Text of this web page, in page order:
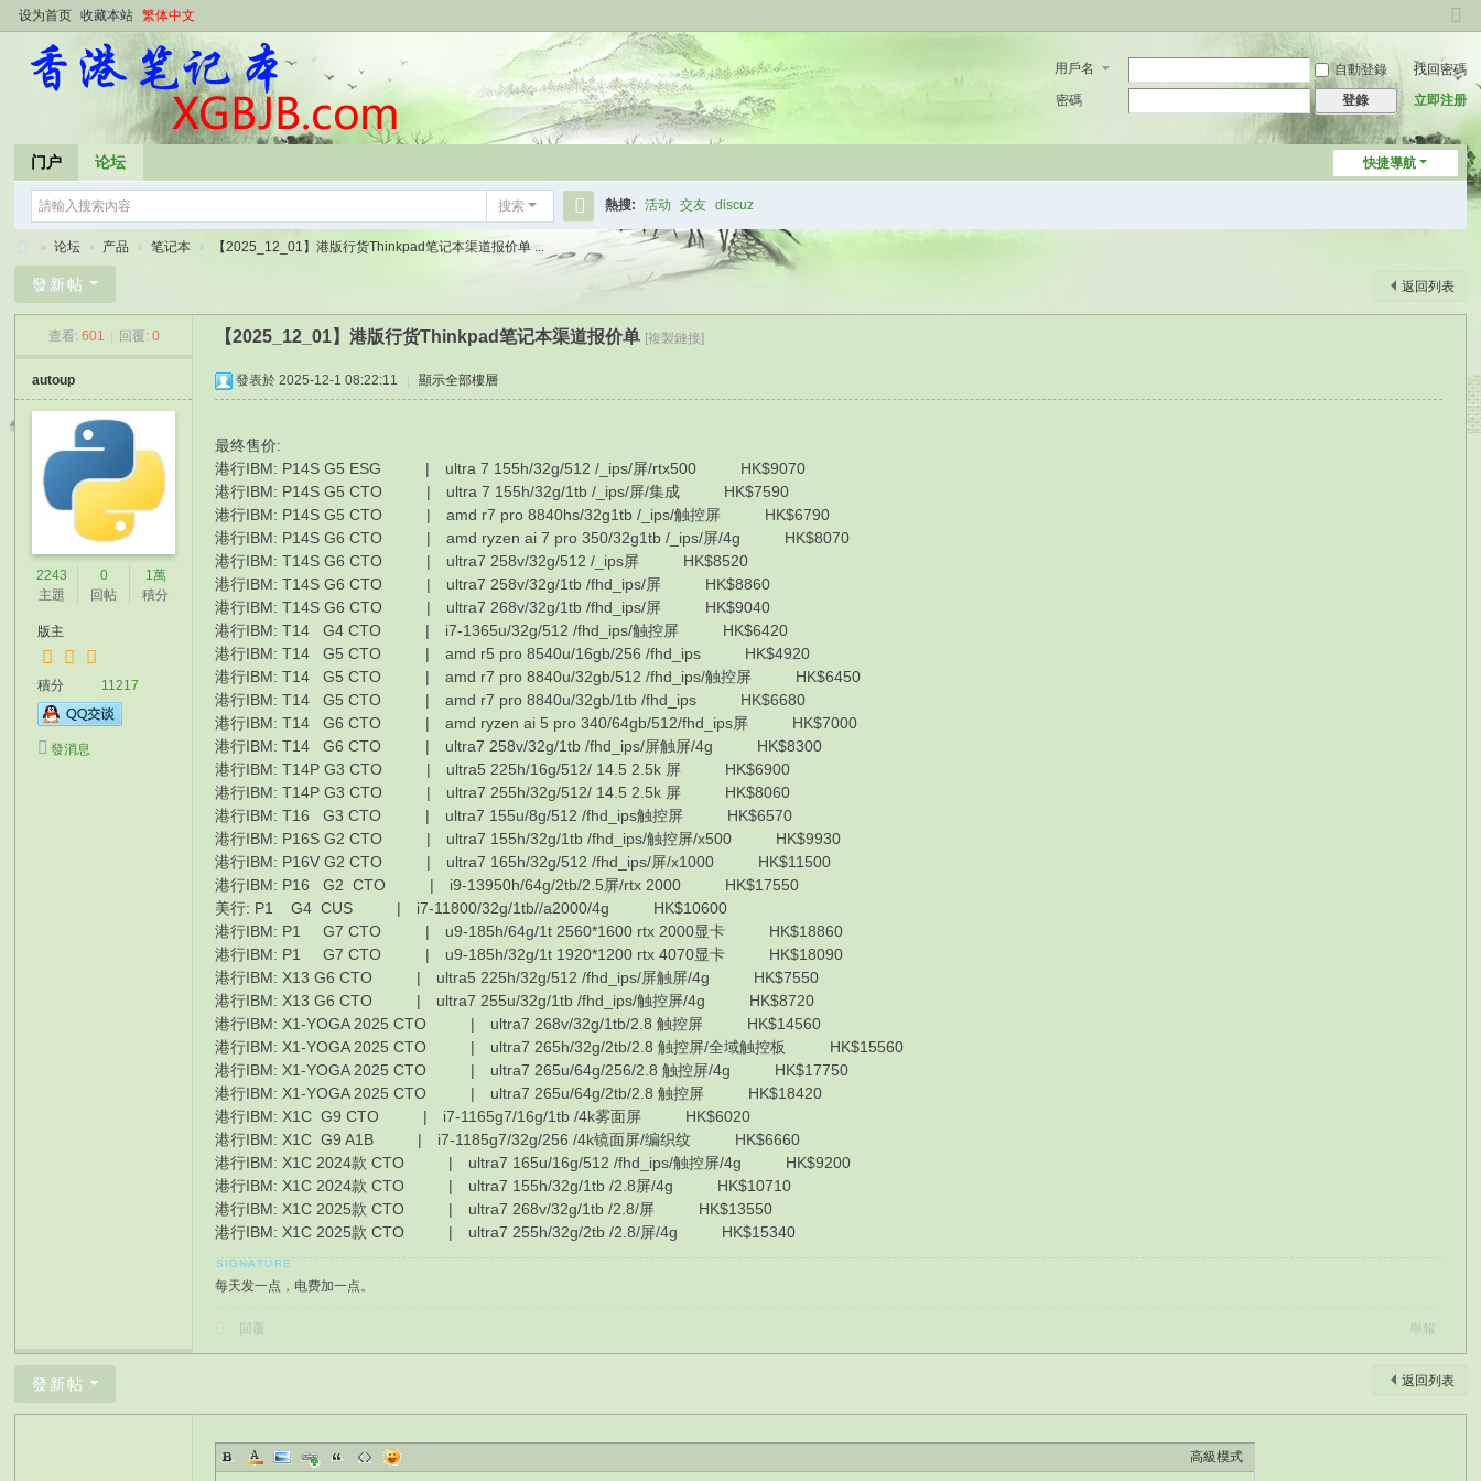
设为首页 收藏本站 繁体中文
切
到
窄
用戶名 自動登錄
找回密碼
密碼
登錄 立即注册
快捷導航
门户 论坛
搜索
索
熱搜: 活动 交友 discuz
香
港
记
本
» 论坛 › 产品 › 笔记本 › 【2025_12_01】港版行货Thinkpad笔记本渠道报价单 ...
返回列表
發新帖
查看: 601 回覆: 0 【2025_12_01】港版行货Thinkpad笔记本渠道报价单 [複製鏈接]
autoup
2243
主題
0
回帖
1萬
積分
版主
積分 11217
發消息
發表於 2025-12-1 08:22:11 顯示全部樓層
最终售价:
港行IBM: P14S G5 ESG | ultra 7 155h/32g/512 /_ips/屏/rtx500 HK$9070
港行IBM: P14S G5 CTO | ultra 7 155h/32g/1tb /_ips/屏/集成 HK$7590
港行IBM: P14S G5 CTO | amd r7 pro 8840hs/32g1tb /_ips/触控屏 HK$6790
港行IBM: P14S G6 CTO | amd ryzen ai 7 pro 350/32g1tb /_ips/屏/4g HK$8070
港行IBM: T14S G6 CTO | ultra7 258v/32g/512 /_ips屏 HK$8520
港行IBM: T14S G6 CTO | ultra7 258v/32g/1tb /fhd_ips/屏 HK$8860
港行IBM: T14S G6 CTO | ultra7 268v/32g/1tb /fhd_ips/屏 HK$9040
港行IBM: T14 G4 CTO | i7-1365u/32g/512 /fhd_ips/触控屏 HK$6420
港行IBM: T14 G5 CTO | amd r5 pro 8540u/16gb/256 /fhd_ips HK$4920
港行IBM: T14 G5 CTO | amd r7 pro 8840u/32gb/512 /fhd_ips/触控屏 HK$6450
港行IBM: T14 G5 CTO | amd r7 pro 8840u/32gb/1tb /fhd_ips HK$6680
港行IBM: T14 G6 CTO | amd ryzen ai 5 pro 340/64gb/512/fhd_ips屏 HK$7000
港行IBM: T14 G6 CTO | ultra7 258v/32g/1tb /fhd_ips/屏触屏/4g HK$8300
港行IBM: T14P G3 CTO | ultra5 225h/16g/512/ 14.5 2.5k 屏 HK$6900
港行IBM: T14P G3 CTO | ultra7 255h/32g/512/ 14.5 2.5k 屏 HK$8060
港行IBM: T16 G3 CTO | ultra7 155u/8g/512 /fhd_ips触控屏 HK$6570
港行IBM: P16S G2 CTO | ultra7 155h/32g/1tb /fhd_ips/触控屏/x500 HK$9930
港行IBM: P16V G2 CTO | ultra7 165h/32g/512 /fhd_ips/屏/x1000 HK$11500
港行IBM: P16 G2 CTO | i9-13950h/64g/2tb/2.5屏/rtx 2000 HK$17550
美行: P1 G4 CUS | i7-11800/32g/1tb//a2000/4g HK$10600
港行IBM: P1 G7 CTO | u9-185h/64g/1t 2560*1600 rtx 2000显卡 HK$18860
港行IBM: P1 G7 CTO | u9-185h/32g/1t 1920*1200 rtx 4070显卡 HK$18090
港行IBM: X13 G6 CTO | ultra5 225h/32g/512 /fhd_ips/屏触屏/4g HK$7550
港行IBM: X13 G6 CTO | ultra7 255u/32g/1tb /fhd_ips/触控屏/4g HK$8720
港行IBM: X1-YOGA 2025 CTO | ultra7 268v/32g/1tb/2.8 触控屏 HK$14560
港行IBM: X1-YOGA 2025 CTO | ultra7 265h/32g/2tb/2.8 触控屏/全域触控板 HK$15560
港行IBM: X1-YOGA 2025 CTO | ultra7 265u/64g/256/2.8 触控屏/4g HK$17750
港行IBM: X1-YOGA 2025 CTO | ultra7 265u/64g/2tb/2.8 触控屏 HK$18420
港行IBM: X1C G9 CTO | i7-1165g7/16g/1tb /4k雾面屏 HK$6020
港行IBM: X1C G9 A1B | i7-1185g7/32g/256 /4k镜面屏/编织纹 HK$6660
港行IBM: X1C 2024款 CTO | ultra7 165u/16g/512 /fhd_ips/触控屏/4g HK$9200
港行IBM: X1C 2024款 CTO | ultra7 155h/32g/1tb /2.8屏/4g HK$10710
港行IBM: X1C 2025款 CTO | ultra7 268v/32g/1tb /2.8/屏 HK$13550
港行IBM: X1C 2025款 CTO | ultra7 255h/32g/2tb /2.8/屏/4g HK$15340
每天发一点，电费加一点。
回覆 舉報
返回列表
發新帖
高級模式